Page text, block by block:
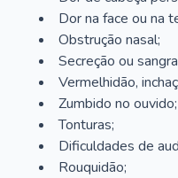
Dor na face ou na
Obstrução nasal;
Secreção ou
Vermelhidão,
Zumbido no ouvido;
Tonturas;
Dificuldades de
Rouquidão;